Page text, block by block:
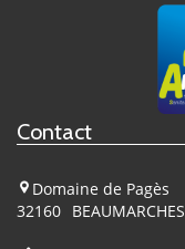
Contact
Domaine de Pagès
32160 BEAUMARCHES